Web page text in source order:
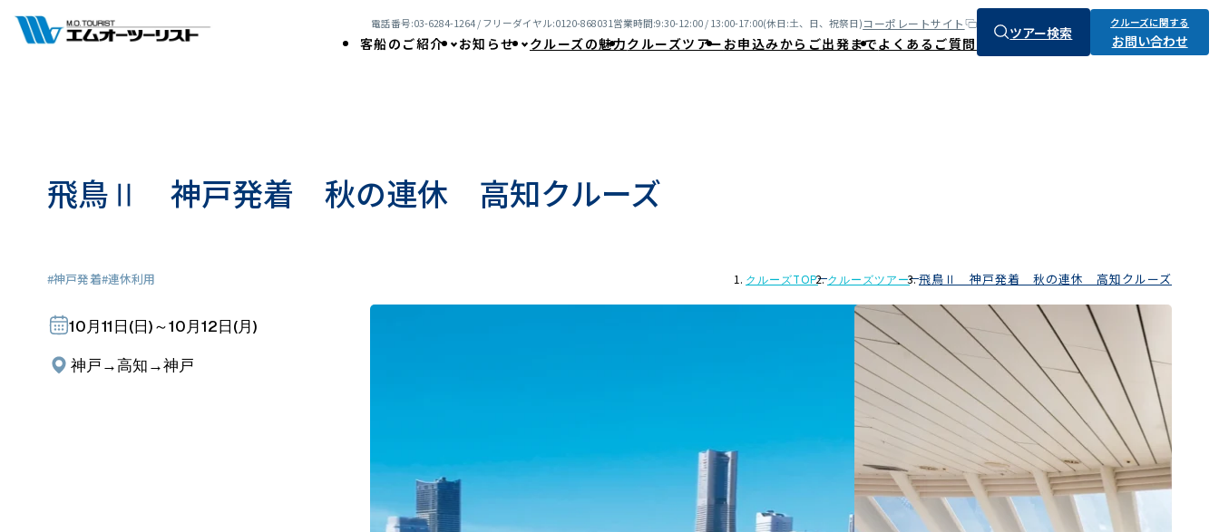
電話番号:03-6284-1264 / フリーダイヤル:0120-868031営業時間:9:30-12:00 / 13:00-17:00(休日:土、日、祝祭日)コーポレートサイト
客船のご紹介 お知らせ クルーズの魅力クルーズツアー お申込みからご出発までよくあるご質問
ツアー検索
クルーズに関する
お問い合わせ
飛鳥Ⅱ 神戸発着 秋の連休 高知クルーズ
#神戸発着#連休利用
10月11日(日)～10月12日(月)
神戸→高知→神戸
クルーズTOP クルーズツアー 飛鳥Ⅱ 神戸発着 秋の連休 高知クルーズ